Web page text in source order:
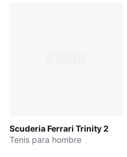
Scuderia Ferrari Trinity 2
Tenis para hombre